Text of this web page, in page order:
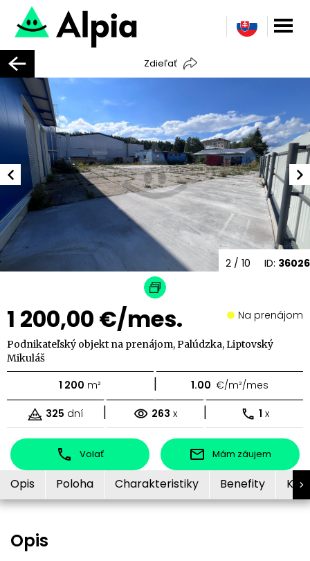
Zdieľať
ID: 36026
2 / 10
1 200,00 €/mes. Na prenájom
Podnikateľský objekt na prenájom, Palúdzka, Liptovský
Mikuláš
1 200 m² | 1.00 €/m²/mes
325 dní | 263 x | 1 x
Volať Mám záujem
Opis Poloha Charakteristiky Benefity
Opis